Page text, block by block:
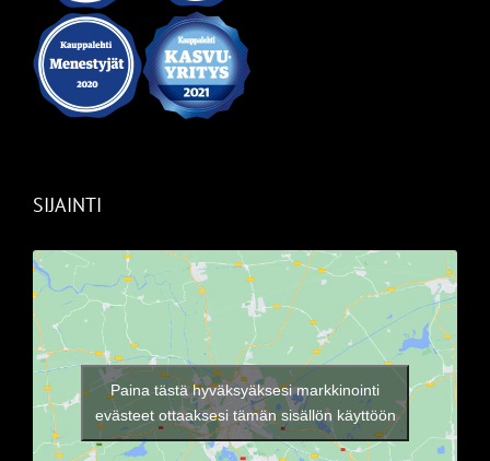
SIJAINTI
Paina tästä hyväksyäksesi markkinointi
evästeet ottaaksesi tämän sisällön käyttöön